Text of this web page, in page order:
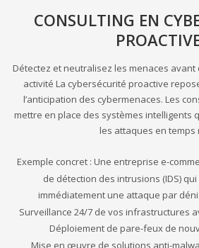
CONSULTING EN
Détectez et neutralisez les menaces avant
activité La cybersécurité proactive
l’anticipation des cybermenaces. Les
mettre en place des systèmes intelligents
les attaques en temps
Exemple concret : Une entreprise e-
de détection des intrusions (IDS)
immédiatement une attaque par déni
Surveillance 24/7 de vos infrastructures
Déploiement de pare-feux de
Mise en œuvre de solutions anti-